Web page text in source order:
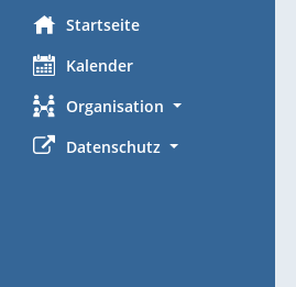
Startseite
Kalender
Organisation
Datenschutz